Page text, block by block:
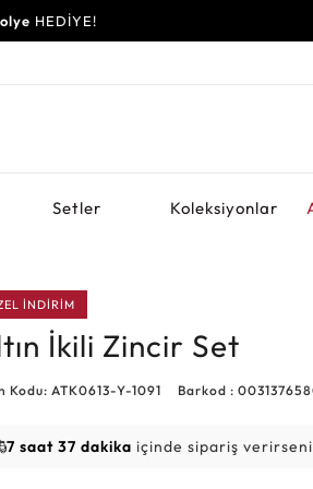
HEDİYE!
Setler Koleksiyonlar
İNDİRİM
İkili Zincir Set
Kodu: ATK0613-Y-1091 Barkod :
7 saat 37 dakika içinde sipariş